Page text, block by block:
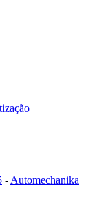
- Automechanika